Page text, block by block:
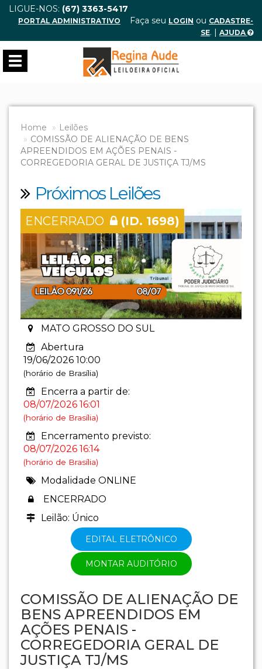
LIGUE-NOS: (67) 3363-5417
PORTAL ADMINISTRATIVO Faça seu LOGIN ou CADASTRE-
SE. | AJUDA
Toggle
navigation
Home
Leilões
COMISSÃO DE ALIENAÇÃO DE BENS
APREENDIDOS EM AÇÕES PENAIS -
CORREGEDORIA GERAL DE JUSTIÇA TJ/MS
Próximos Leilões
ENCERRADO (ID. 1698)
MATO GROSSO DO SUL
Abertura
19/06/2026 10:00
(horário de Brasília)
Encerra a partir de:
08/07/2026 16:01
(horário de Brasília)
Encerramento previsto:
08/07/2026 16:14
(horário de Brasília)
Modalidade ONLINE
ENCERRADO
Leilão: Único
EDITAL ELETRÔNICO
MONTAR AUDITÓRIO
COMISSÃO DE ALIENAÇÃO DE
BENS APREENDIDOS EM
AÇÕES PENAIS -
CORREGEDORIA GERAL DE
JUSTIÇA TJ/MS